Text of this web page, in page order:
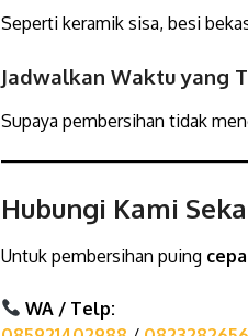
Seperti keramik sisa, besi
Jadwalkan Waktu yang
Supaya pembersihan tidak
Hubungi Kami
Untuk pembersihan puing
WA / Telp: